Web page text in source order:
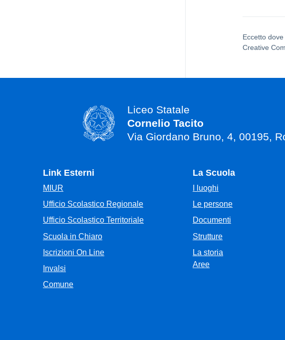
Eccetto
Creative
Liceo Statale
Cornelio Tacito
Via Giordano Bruno, 4, 00195,
Link Esterni
MIUR
Ufficio Scolastico Regionale
Ufficio Scolastico Territoriale
Scuola in Chiaro
Iscrizioni On Line
Invalsi
Comune
La Scuola
I luoghi
Le persone
Documenti
Strutture
La storia
Aree